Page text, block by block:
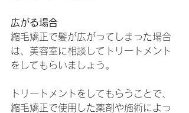
広がる場合
縮毛矯正で髪が広がってしまった場合
は、美容室に相談してトリートメント
をしてもらいましょう。
トリートメントをしてもらうことで、
縮毛矯正で使用した薬剤や施術によっ